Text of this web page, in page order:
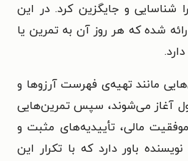
شناسایی و جایگزین کرد. در این
۲۱ روزه ارائه شده که هر روز آن به تمرین یا
مانند تهیه‌ی فهرست آرزوها و
آغاز می‌شوند، سپس تمرین‌هایی
مالی، تأییدیه‌های مثبت و
باور دارد که با تکرار این